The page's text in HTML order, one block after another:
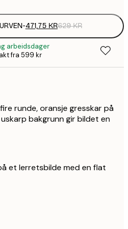
-471,75 KR629 KR
arbeidsdager
fra 599 kr
runde, oransje gresskar på
bakgrunn gir bildet en
et lerretsbilde med en flat